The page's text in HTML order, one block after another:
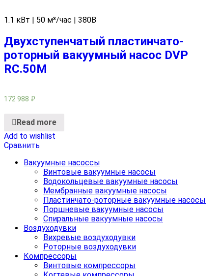
1.1 кВт | 50 м³/час | 380В
Двухступенчатый пластинчато-
роторный вакуумный насос DVP
RC.50M
172 988 ₽
Read more
Add to wishlist
Сравнить
Вакуумные насоссы
Винтовые вакуумные насосы
Водокольцевые вакуумные насосы
Мембранные вакуумные насосы
Пластинчато-роторные вакуумные насосы
Поршневые вакуумные насосы
Спиральные вакуумные насосы
Воздуходувки
Вихревые воздуходувки
Роторные воздуходувки
Компрессоры
Винтовые компрессоры